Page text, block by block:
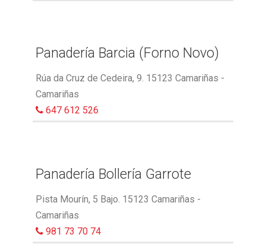
Panadería Barcia (Forno Novo)
Rúa da Cruz de Cedeira, 9. 15123 Camariñas -
Camariñas
647 612 526
Panadería Bollería Garrote
Pista Mourín, 5 Bajo. 15123 Camariñas -
Camariñas
981 73 70 74